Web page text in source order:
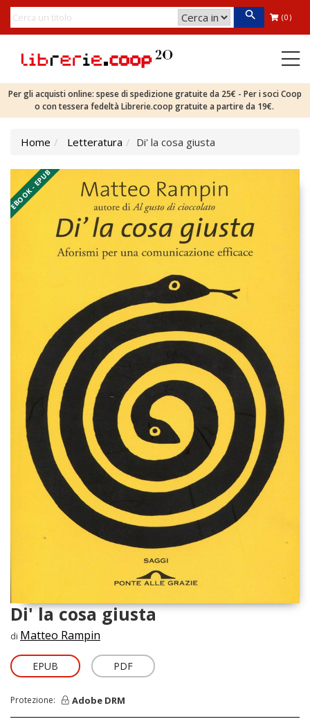
(0)
Per gli acquisti online: spese di spedizione gratuite da 25€ - Per i soci Coop
o con tessera fedeltà Librerie.coop gratuite a partire da 19€.
Home Letteratura Di' la cosa giusta
EBOOK - EPUB
Di' la cosa giusta
di Matteo Rampin
EPUB PDF
Protezione: Adobe DRM